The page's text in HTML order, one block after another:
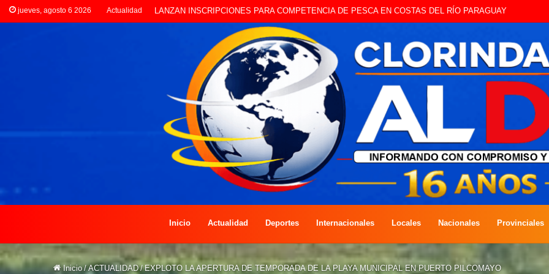
jueves, agosto 6 2026 Actualidad CLORINDA CREATIVA LANZA ESTE SÁBADO LA EDICIÓN DÍA DEL NIÑO
Inicio Actualidad Deportes Internacionales Locales Nacionales Provinciales
Inicio / ACTUALIDAD / EXPLOTO LA APERTURA DE TEMPORADA DE LA PLAYA MUNICIPAL EN PUERTO PILCOMAYO